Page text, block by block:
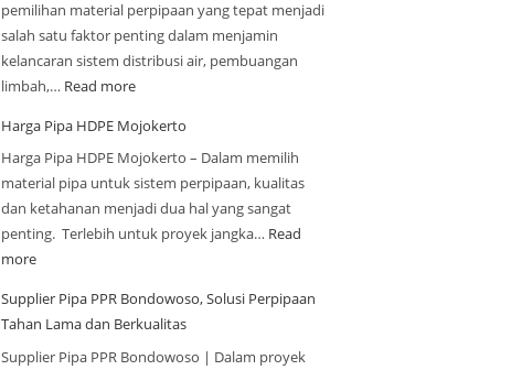
pemilihan material perpipaan yang tepat menjadi
salah satu faktor penting dalam menjamin
kelancaran sistem distribusi air, pembuangan
limbah,… Read more
Harga Pipa HDPE Mojokerto
Harga Pipa HDPE Mojokerto – Dalam memilih
material pipa untuk sistem perpipaan, kualitas
dan ketahanan menjadi dua hal yang sangat
penting. Terlebih untuk proyek jangka… Read
more
Supplier Pipa PPR Bondowoso, Solusi Perpipaan
Tahan Lama dan Berkualitas
Supplier Pipa PPR Bondowoso | Dalam proyek